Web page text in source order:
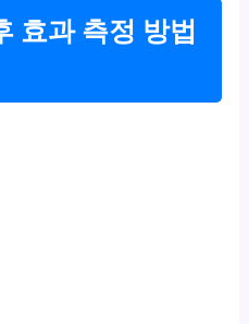
효과 측정 방법